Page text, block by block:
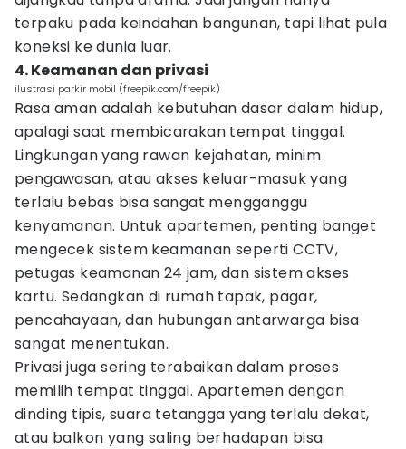
terpaku pada keindahan bangunan, tapi lihat pula
koneksi ke dunia luar.
4. Keamanan dan privasi
ilustrasi parkir mobil (freepik.com/freepik)
Rasa aman adalah kebutuhan dasar dalam hidup,
apalagi saat membicarakan tempat tinggal.
Lingkungan yang rawan kejahatan, minim
pengawasan, atau akses keluar-masuk yang
terlalu bebas bisa sangat mengganggu
kenyamanan. Untuk apartemen, penting banget
mengecek sistem keamanan seperti CCTV,
petugas keamanan 24 jam, dan sistem akses
kartu. Sedangkan di rumah tapak, pagar,
pencahayaan, dan hubungan antarwarga bisa
sangat menentukan.
Privasi juga sering terabaikan dalam proses
memilih tempat tinggal. Apartemen dengan
dinding tipis, suara tetangga yang terlalu dekat,
atau balkon yang saling berhadapan bisa